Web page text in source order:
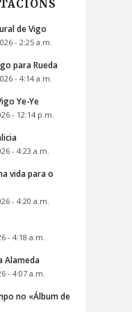
de Vigo
- 2:25 a.m.
para Rueda
- 4:14 a.m.
Ye-Ye
- 12:14 p.m.
- 4:23 a.m.
vida para o
- 4:20 a.m.
- 4:18 a.m.
Alameda
- 4:07 a.m.
no «Álbum de